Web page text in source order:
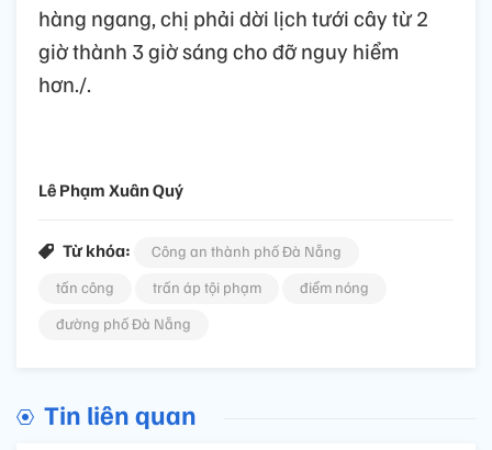
hàng ngang, chị phải dời lịch tưới cây từ 2
giờ thành 3 giờ sáng cho đỡ nguy hiểm
hơn./.
Lê Phạm Xuân Quý
Từ khóa:
Công an thành phố Đà Nẵng
tấn công
trấn áp tội phạm
điểm nóng
đường phố Đà Nẵng
Tin liên quan